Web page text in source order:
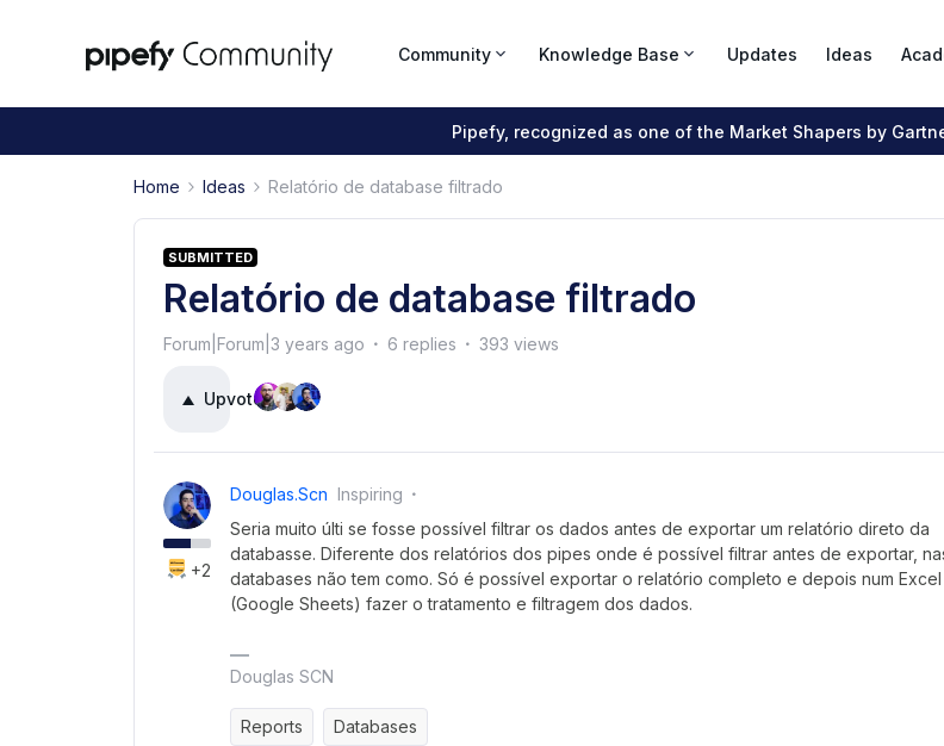
Community Knowledge Base Updates Ideas
Pipefy, recognized as one of the Market Shapers by
Home Ideas Relatório de database filtrado
SUBMITTED
Relatório de database filtrado
Forum|Forum|3 years ago 6 replies 393 views
Upvote7
+2
Douglas.scn Inspiring
Seria muito últi se fosse possível filtrar os dados antes de exportar um relatório direto da
databasse. Diferente dos relatórios dos pipes onde é possível filtrar antes de exportar,
databases não tem como. Só é possível exportar o relatório completo e depois num Excel
(Google Sheets) fazer o tratamento e filtragem dos dados.
Douglas SCN
Reports Databases